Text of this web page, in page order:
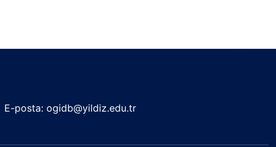
E-posta: ogidb@yildiz.edu.tr